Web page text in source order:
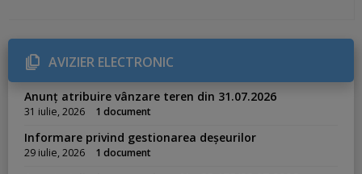
AVIZIER ELECTRONIC
Anunț atribuire vânzare teren din 31.07.2026
31 iulie, 2026 1 document
Informare privind gestionarea deșeurilor
29 iulie, 2026 1 document